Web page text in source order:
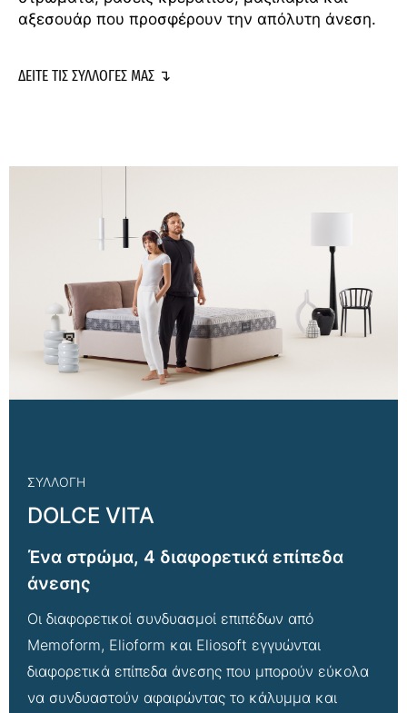
αξεσουάρ που προσφέρουν την απόλυτη άνεση.
ΔΕΙΤΕ ΤΙΣ ΣΥΛΛΟΓΕΣ ΜΑΣ ↴
ΣΥΛΛΟΓΗ
DOLCE VITA
Ένα στρώμα, 4 διαφορετικά επίπεδα
άνεσης
Οι διαφορετικοί συνδυασμοί επιπέδων από
Memoform, Elioform και Eliosoft εγγυώνται
διαφορετικά επίπεδα άνεσης που μπορούν εύκολα
να συνδυαστούν αφαιρώντας το κάλυμμα και